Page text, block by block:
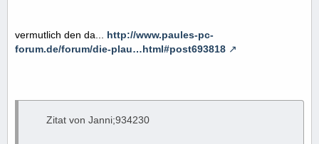
vermutlich den da... http://www.paules-pc-
forum.de/forum/die-plau…html#post693818
Zitat von Janni;934230